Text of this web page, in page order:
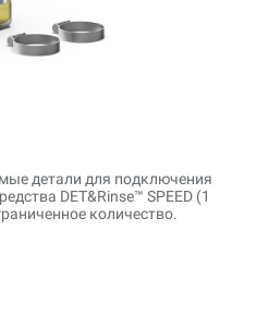
детали для подключения
DET&Rinse™ SPEED (1
количество.